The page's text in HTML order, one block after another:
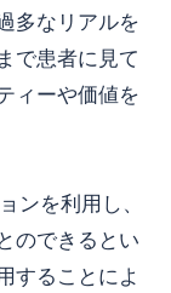
多なリアルを
で患者に見て
ィーや価値を
ンを利用し、
のできるとい
することによ